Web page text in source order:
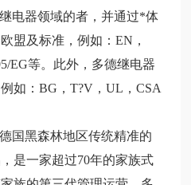
器领域的者，并通过*体
盟及标准，例如：EN，
EG等。此外，多德继电器
如：BG，T?V，UL，CSA
黑森林地区传统精准的
是一家超过70年的家族式